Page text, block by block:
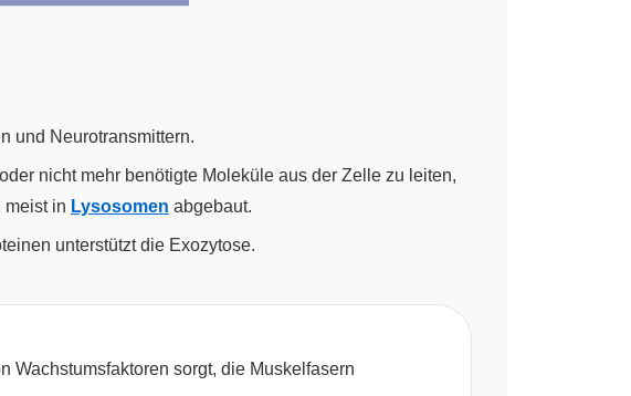
und Neurotransmittern.
nicht mehr benötigte Moleküle aus der Zelle zu leiten,
meist in Lysosomen abgebaut.
unterstützt die Exozytose.
Wachstumsfaktoren sorgt, die Muskelfasern